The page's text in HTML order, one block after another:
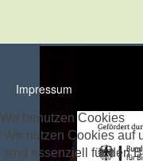
Impressum
Wir benutzen Cookies
Wir nutzen Cookies auf
sind essenziell für den